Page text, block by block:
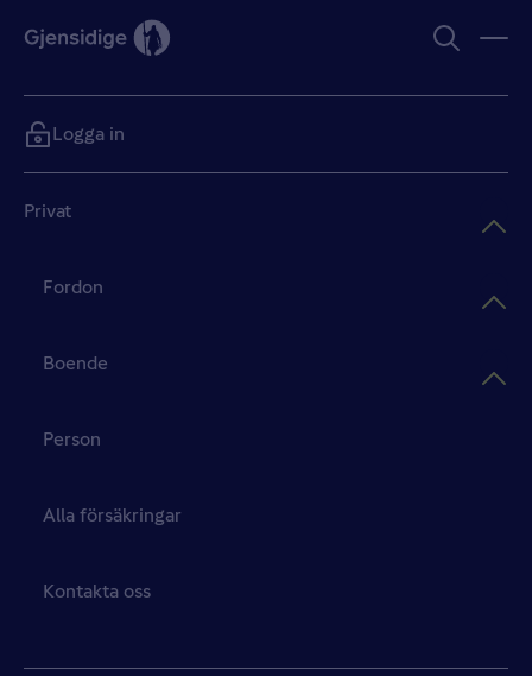
Privat
Fordon
Boende
Person
Alla försäkringar
Kontakta oss
Logga in